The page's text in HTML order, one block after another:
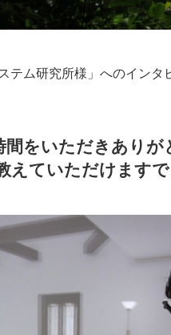
ム研究所様」へのインタ
をいただきあり
ていただけますで